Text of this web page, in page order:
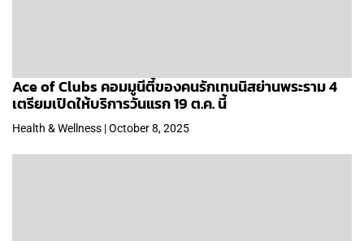
Ace of Clubs คอมมูนีตี้ของคนรักเทนนิสย่านพระราม 4
เตรียมเปิดให้บริการวันแรก 19 ต.ค. นี้
Health & Wellness | October 8, 2025